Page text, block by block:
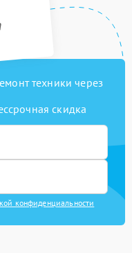
техники через
скидка
конфиденциальности